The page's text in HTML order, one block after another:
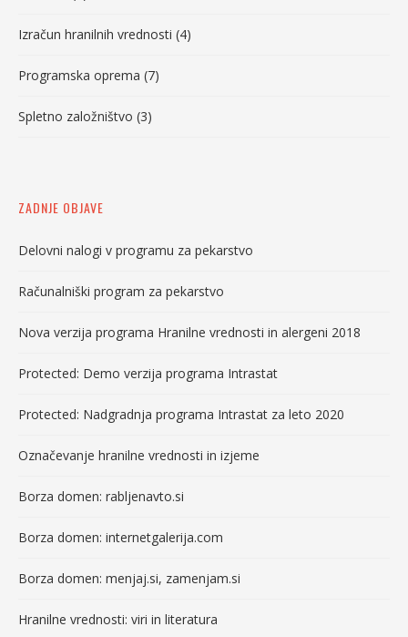
Izračun hranilnih vrednosti (4)
Programska oprema (7)
Spletno založništvo (3)
ZADNJE OBJAVE
Delovni nalogi v programu za pekarstvo
Računalniški program za pekarstvo
Nova verzija programa Hranilne vrednosti in alergeni 2018
Protected: Demo verzija programa Intrastat
Protected: Nadgradnja programa Intrastat za leto 2020
Označevanje hranilne vrednosti in izjeme
Borza domen: rabljenavto.si
Borza domen: internetgalerija.com
Borza domen: menjaj.si, zamenjam.si
Hranilne vrednosti: viri in literatura